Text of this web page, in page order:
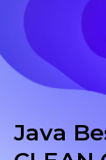
Java